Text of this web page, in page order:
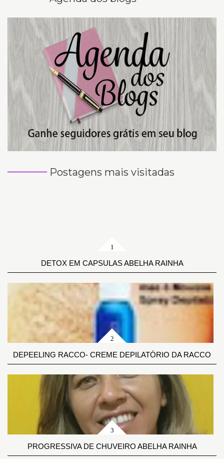
Postagens mais visitadas
DETOX EM CAPSULAS ABELHA RAINHA
DEPEELING RACCO- CREME DEPILATÓRIO DA RACCO
PROGRESSIVA DE CHUVEIRO ABELHA RAINHA